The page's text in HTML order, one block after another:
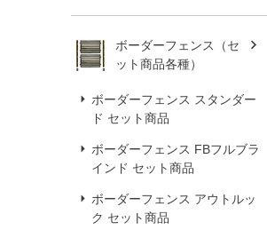
ボーダーフェンス（セ
ット商品各種）
ボーダーフェンス スタンダー
ド セット商品
ボーダーフェンス FBフルブラ
インド セット商品
ボーダーフェンス アウトルッ
ク セット商品